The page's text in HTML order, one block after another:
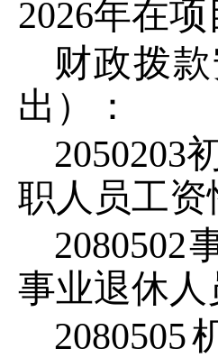
2026年在项
财政拨
出）：
2050203
职人员工资
2080502
事业退休
2080505